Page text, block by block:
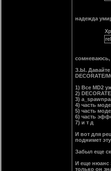
надежда
сомневаюсь,
З.Ы. Давайте
DECORATE/
1) Все MD2
2)
3)
4) часть
5) часть
6) часть
7) и т д
И вот для
поднимет
Забыл еще
И еще нюанс
только он